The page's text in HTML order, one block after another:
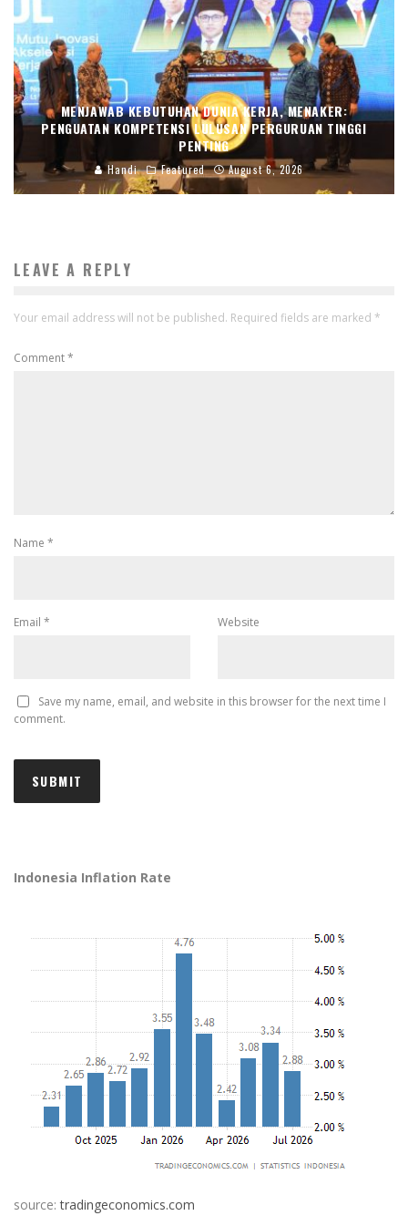
MENJAWAB KEBUTUHAN DUNIA KERJA, MENAKER:
PENGUATAN KOMPETENSI LULUSAN PERGURUAN TINGGI
PENTING
Handi Featured August 6, 2026
LEAVE A REPLY
Your email address will not be published. Required fields are marked *
Comment*
Name *
Email * Website
Save my name, email, and website in this browser for the next time I
comment.
Indonesia Inflation Rate
source:tradingeconomics.com